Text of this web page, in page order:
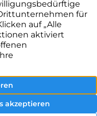
Immobilienmakler